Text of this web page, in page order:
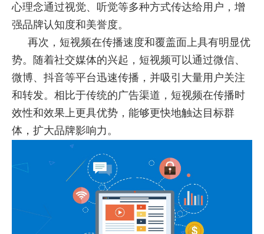
心理念通过视觉、听觉等多种方式传达给用户，增
强品牌认知度和美誉度。
再次，短视频在传播速度和覆盖面上具有明显优
势。随着社交媒体的兴起，短视频可以通过微信、
微博、抖音等平台迅速传播，并吸引大量用户关注
和转发。相比于传统的广告渠道，短视频在传播时
效性和效果上更具优势，能够更快地触达目标群
体，扩大品牌影响力。